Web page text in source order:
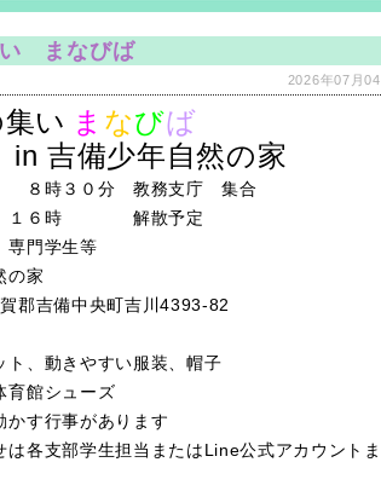
まなびば
2026年07月
い ま なびば
in 吉備少年自然の家
８時３０分 教務支庁 集合
６時 解散予定
門学生等
の家
備中央町吉川4393-82
ト、動きやすい服装、帽子
シューズ
行事があります
は各支部学生担当またはLine公式アカウント